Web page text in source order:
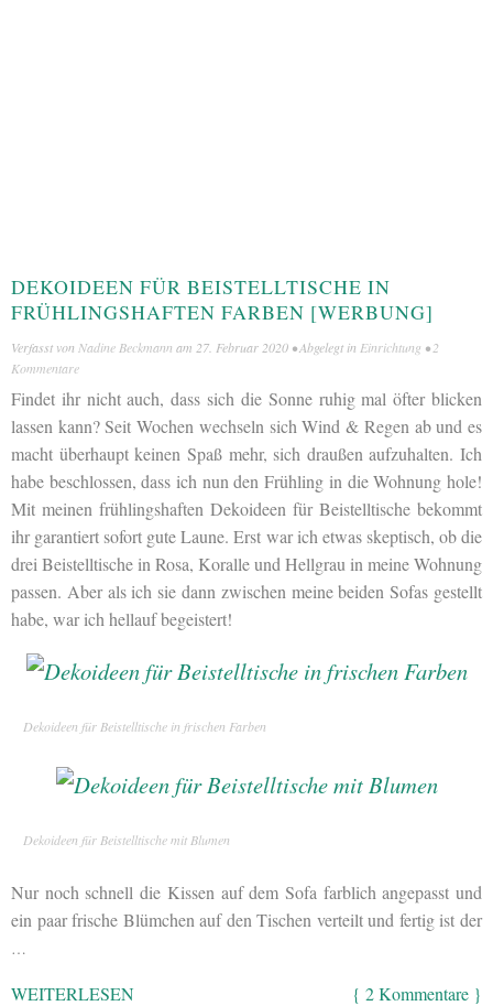
DEKOIDEEN FÜR BEISTELLTISCHE IN
FRÜHLINGSHAFTEN FARBEN [WERBUNG]
Verfasst von Nadine Beckmann am 27. Februar 2020 • Abgelegt in Einrichtung •2
Kommentare
Findet ihr nicht auch, dass sich die Sonne ruhig mal öfter blicken
lassen kann? Seit Wochen wechseln sich Wind & Regen ab und es
macht überhaupt keinen Spaß mehr, sich draußen aufzuhalten. Ich
habe beschlossen, dass ich nun den Frühling in die Wohnung hole!
Mit meinen frühlingshaften Dekoideen für Beistelltische bekommt
ihr garantiert sofort gute Laune. Erst war ich etwas skeptisch, ob die
drei Beistelltische in Rosa, Koralle und Hellgrau in meine Wohnung
passen. Aber als ich sie dann zwischen meine beiden Sofas gestellt
habe, war ich hellauf begeistert!
Dekoideen für Beistelltische in frischen Farben
Dekoideen für Beistelltische mit Blumen
Nur noch schnell die Kissen auf dem Sofa farblich angepasst und
ein paar frische Blümchen auf den Tischen verteilt und fertig ist der
…
WEITERLESEN { 2 Kommentare }